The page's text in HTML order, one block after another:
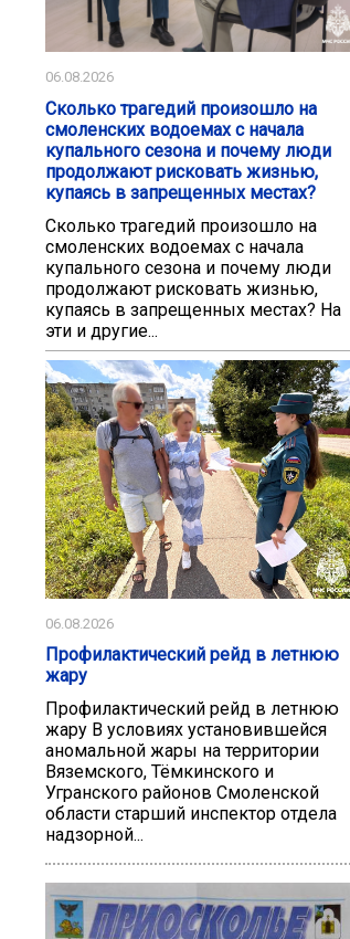
06.08.2026
Сколько трагедий произошло на
смоленских водоемах с начала
купального сезона и почему люди
продолжают рисковать жизнью,
купаясь в запрещенных местах?
Сколько трагедий произошло на
смоленских водоемах с начала
купального сезона и почему люди
продолжают рисковать жизнью,
купаясь в запрещенных местах? На
эти и другие...
06.08.2026
Профилактический рейд в летнюю
жару
Профилактический рейд в летнюю
жару В условиях установившейся
аномальной жары на территории
Вяземского, Тёмкинского и
Угранского районов Смоленской
области старший инспектор отдела
надзорной...